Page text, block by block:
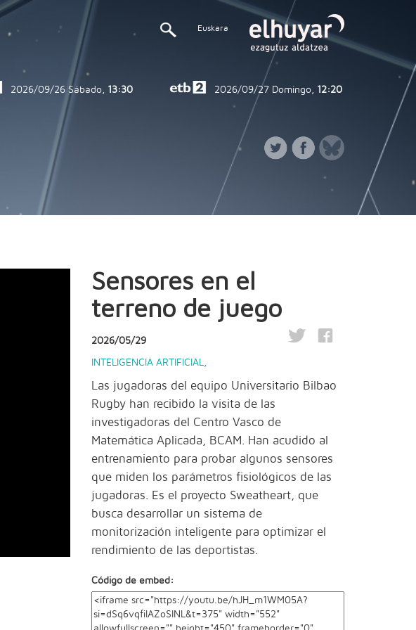
Euskara
2026/09/26 Sábado, 13:30 2026/09/27 Domingo, 12:20
Sensores en el
terreno de juego
2026/05/29
INTELIGENCIA ARTIFICIAL,
Las jugadoras del equipo Universitario Bilbao
Rugby han recibido la visita de las
investigadoras del Centro Vasco de
Matemática Aplicada, BCAM. Han acudido al
entrenamiento para probar algunos sensores
que miden los parámetros fisiológicos de las
jugadoras. Es el proyecto Sweatheart, que
busca desarrollar un sistema de
monitorización inteligente para optimizar el
rendimiento de las deportistas.
Código de embed: